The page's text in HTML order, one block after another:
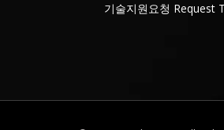
기술지원요청 Request